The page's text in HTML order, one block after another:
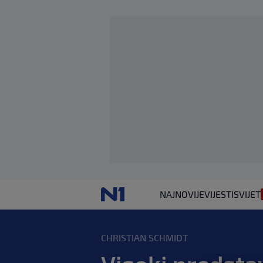
NAJNOVIJEVIJESTISVIJET
CHRISTIAN SCHMIDT